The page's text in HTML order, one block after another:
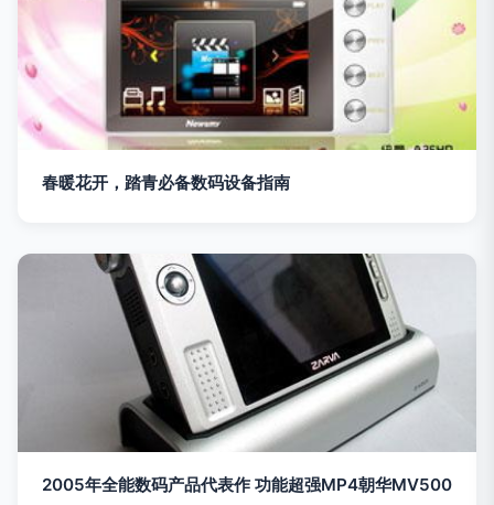
春暖花开，踏青必备数码设备指南
2005年全能数码产品代表作 功能超强MP4朝华MV500